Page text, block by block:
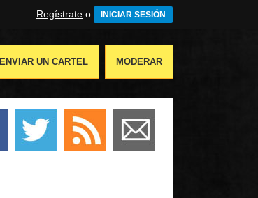
Regístrate o INICIAR SESIÓN
ENVIAR UN CARTEL MODERAR